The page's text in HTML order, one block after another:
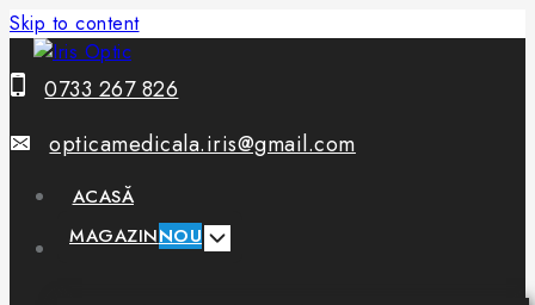
Skip to content
0733 267 826
opticamedicala.iris@gmail.com
ACASĂ
MAGAZINNOU